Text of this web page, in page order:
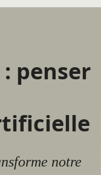
penser
notre